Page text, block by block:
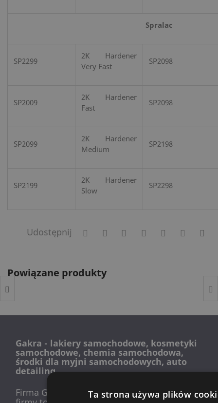
Spralac
SP2299
2K Hardener
Very Fast
SP2098
SP2009
2K Hardener
Fast
SP2098
SP2099
2K Hardener
Medium
SP2198
SP2199
2K Hardener
Slow
SP2298
Udostępnij
Powiązane produkty
Gakra - lakiery samochodowe, kosmetyki
samochodowe, chemia samochodowa,
środki dla myjni samochodowych, auto
detailing
Firma Gakra istnieje od 1991 roku początki
Ta strona używa plików